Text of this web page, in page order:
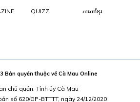
QUIZZ ភាសាខ្មែរ
Bản quyền thuộc về Cà Mau Online
chủ quản: Tỉnh ủy Cà Mau
số 620/GP-BTTTT, ngày 24/12/2020